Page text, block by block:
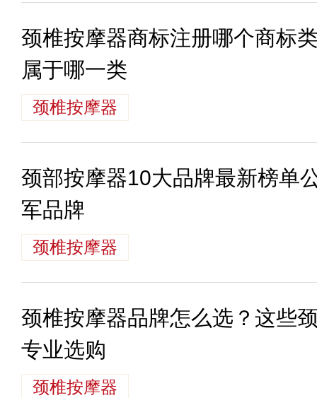
颈椎按摩器商标注册哪个商标
属于哪一类
颈椎按摩器
颈部按摩器10大品牌最新榜单
军品牌
颈椎按摩器
颈椎按摩器品牌怎么选？这些
专业选购
颈椎按摩器